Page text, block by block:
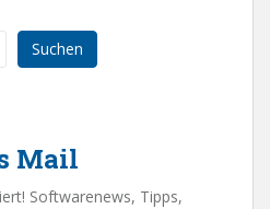
Suchen
Mail
Softwarenews, Tipps,